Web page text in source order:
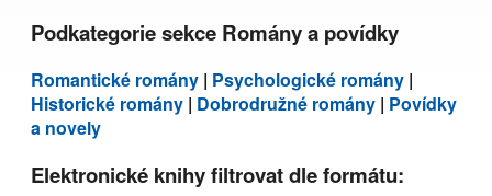
Podkategorie sekce Romány a povídky
Romantické romány | Psychologické romány |
Historické romány | Dobrodružné romány | Povídky
a novely
Elektronické knihy filtrovat dle formátu: